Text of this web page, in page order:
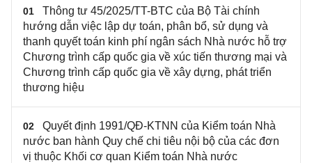
01
Thông tư 45/2025/TT-BTC của Bộ Tài chính
hướng dẫn việc lập dự toán, phân bổ, sử dụng và
thanh quyết toán kinh phí ngân sách Nhà nước hỗ trợ
Chương trình cấp quốc gia về xúc tiến thương mại và
Chương trình cấp quốc gia về xây dựng, phát triển
thương hiệu
02
Quyết định 1991/QĐ-KTNN của Kiểm toán Nhà
nước ban hành Quy chế chi tiêu nội bộ của các đơn
vị thuộc Khối cơ quan Kiểm toán Nhà nước